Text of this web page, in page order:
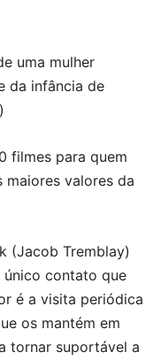
uma mulher
da infância de
(Jacob Tremblay)
único contato que
é a visita periódica
os mantém em
tornar suportável a